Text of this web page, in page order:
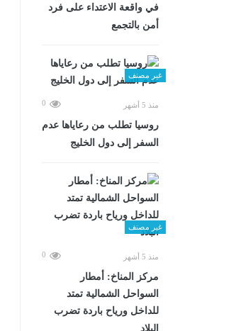
في واقعة الاعتداء على فرد
أمن بالتجمع
غير مصنف
منذ 5 أشهر 0
روسيا تطلب من رعاياها عدم
السفر إلى دول الخليج
غير مصنف
منذ 5 أشهر 0
مركز المناخ: أمطار
السواحل الشمالية تمتد
للداخل ورياح باردة تضرب
البلاد